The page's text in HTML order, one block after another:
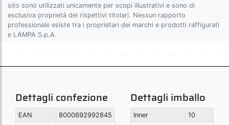
sito sono utilizzati unicamente per scopi illustrativi e sono di
esclusiva proprietà dei rispettivi titolari. Nessun rapporto
professionale esiste tra i proprietari dei marchi e prodotti raffigurati
e LAMPA S.p.A.
Dettagli confezione
EAN 8000692992845
Dettagli imballo
Inner 10